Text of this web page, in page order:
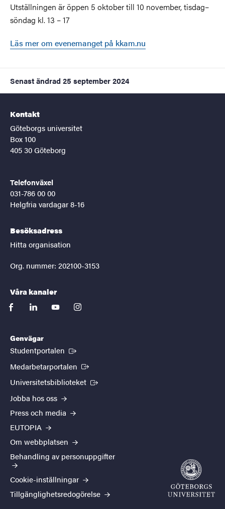
Utställningen är öppen 5 oktober till 10 november, tisdag–
söndag kl. 13 – 17
Läs mer om evenemanget på kkam.nu
Senast ändrad 25 september 2024
Kontakt
Göteborgs universitet
Box 100
405 30 Göteborg
Telefonväxel
031-786 00 00
Helgfria vardagar 8-16
Besöksadress
Hitta organisation
Org. nummer: 202100-3153
Våra kanaler
facebooklinkedinyoutubeinstagram
Genvägar
Studentportalen (Extern länk)
Medarbetarportalen (Extern länk)
Universitetsbiblioteket (Extern länk)
Jobba hos oss
Press och media
EUTOPIA
Om webbplatsen
Behandling av personuppgifter
Cookie-inställningar
Tillgänglighetsredogörelse